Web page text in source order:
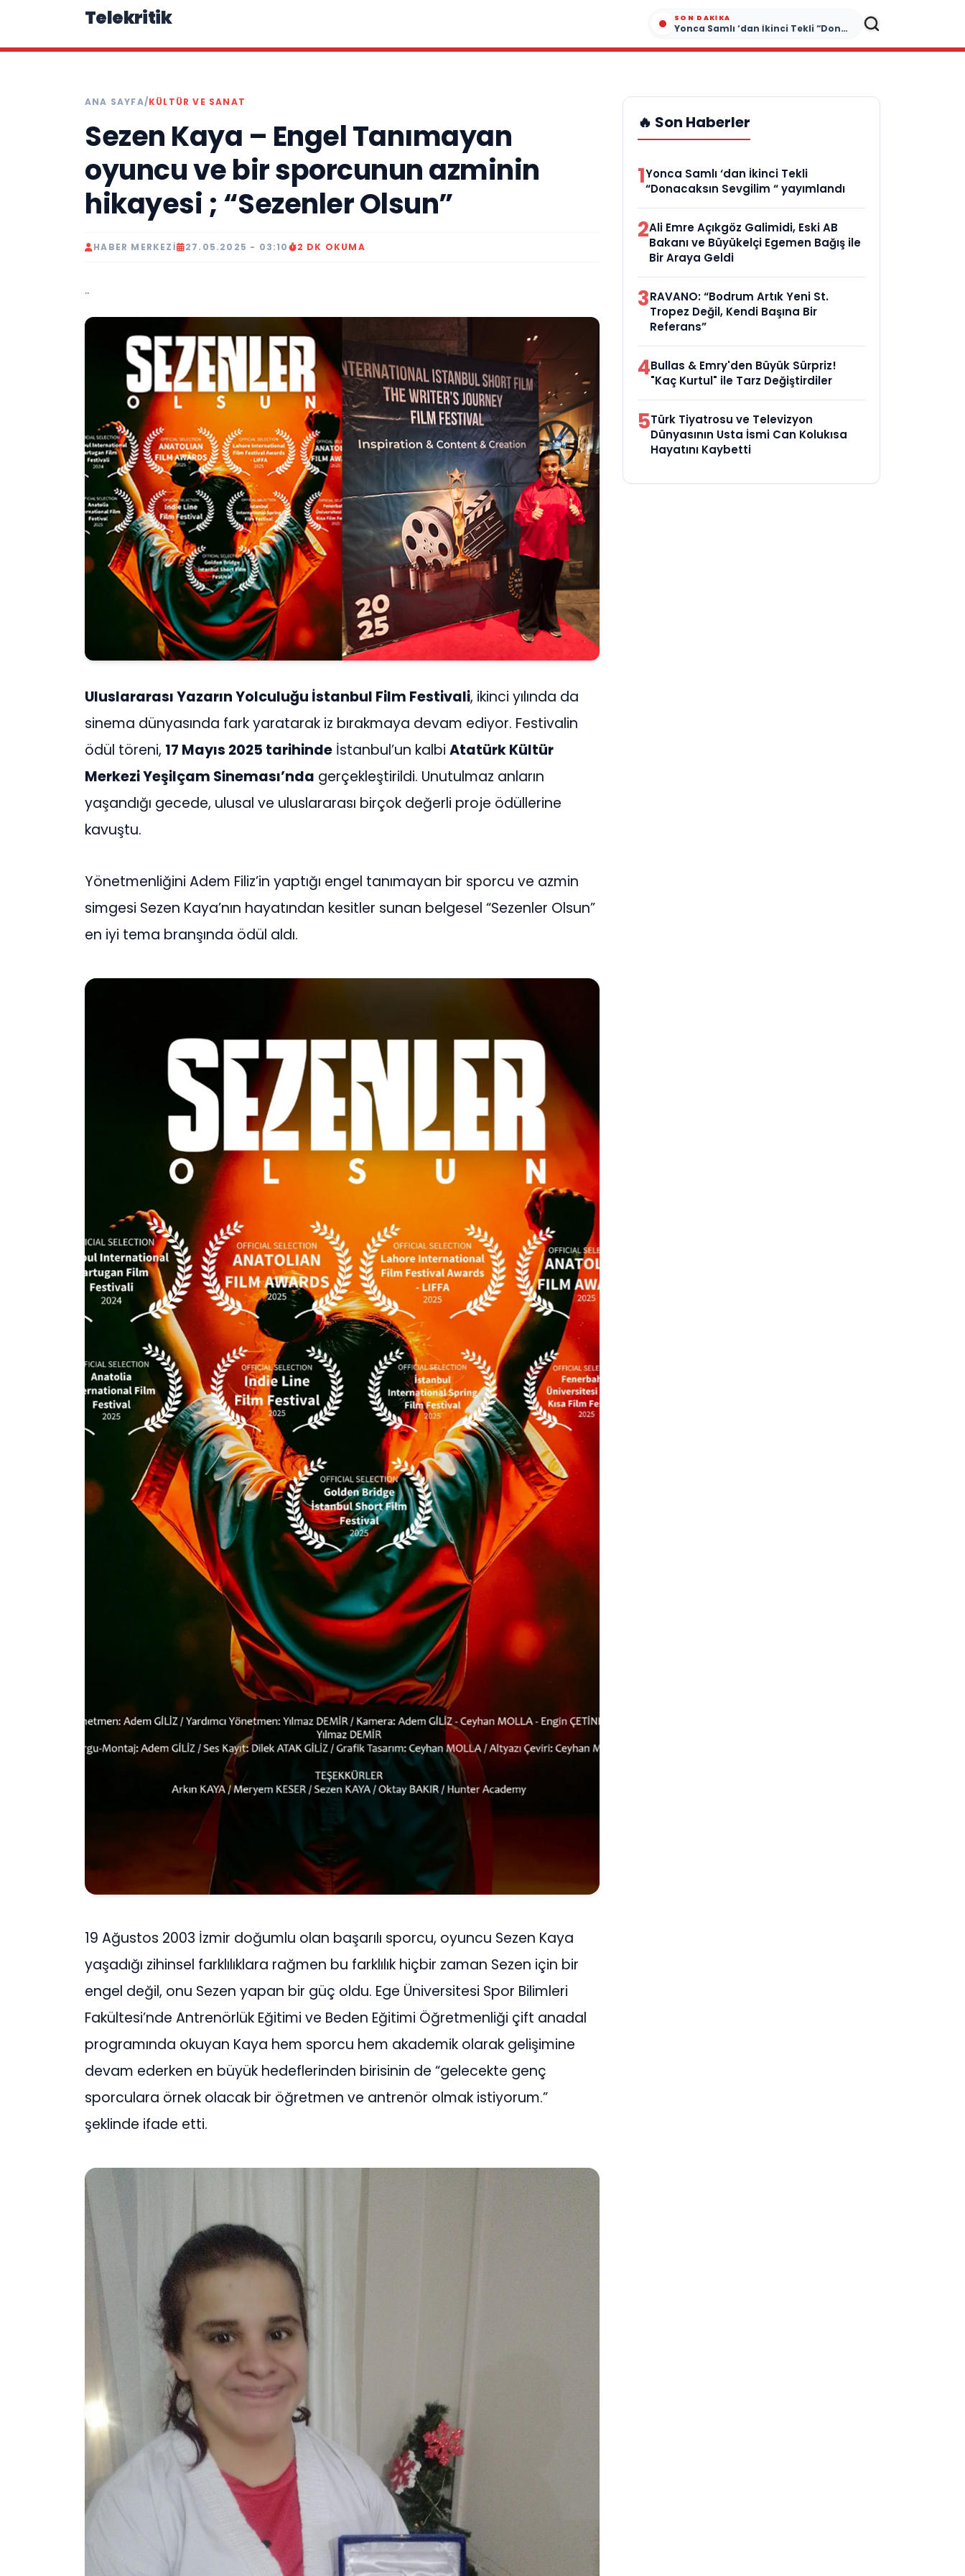
Telekritik SON DAKIKA
Yonca Samlı ‘dan İkinci Tekli “Donacaksın Sevgilim “ yayımlandı
ANA SAYFA/KÜLTÜR VE SANAT
Sezen Kaya – Engel Tanımayan
oyuncu ve bir sporcunun azminin
hikayesi ; “Sezenler Olsun”
HABER MERKEZI 27.05.2025 - 03:10 2 DK OKUMA
..
Uluslararası Yazarın Yolculuğu İstanbul Film Festivali, ikinci yılında da
sinema dünyasında fark yaratarak iz bırakmaya devam ediyor. Festivalin
ödül töreni, 17 Mayıs 2025 tarihinde İstanbul’un kalbi Atatürk Kültür
Merkezi Yeşilçam Sineması’nda gerçekleştirildi. Unutulmaz anların
yaşandığı gecede, ulusal ve uluslararası birçok değerli proje ödüllerine
kavuştu.
Yönetmenliğini Adem Filiz’in yaptığı engel tanımayan bir sporcu ve azmin
simgesi Sezen Kaya’nın hayatından kesitler sunan belgesel “Sezenler Olsun”
en iyi tema branşında ödül aldı.
19 Ağustos 2003 İzmir doğumlu olan başarılı sporcu, oyuncu Sezen Kaya
yaşadığı zihinsel farklılıklara rağmen bu farklılık hiçbir zaman Sezen için bir
engel değil, onu Sezen yapan bir güç oldu. Ege Üniversitesi Spor Bilimleri
Fakültesi’nde Antrenörlük Eğitimi ve Beden Eğitimi Öğretmenliği çift anadal
programında okuyan Kaya hem sporcu hem akademik olarak gelişimine
devam ederken en büyük hedeflerinden birisinin de “gelecekte genç
sporculara örnek olacak bir öğretmen ve antrenör olmak istiyorum.”
şeklinde ifade etti.
🔥 Son Haberler
1Yonca Samlı ‘dan İkinci Tekli
“Donacaksın Sevgilim “ yayımlandı
2Ali Emre Açıkgöz Galimidi, Eski AB
Bakanı ve Büyükelçi Egemen Bağış ile
Bir Araya Geldi
3RAVANO: “Bodrum Artık Yeni St.
Tropez Değil, Kendi Başına Bir
Referans”
4Bullas & Emry'den Büyük Sürpriz!
"Kaç Kurtul" ile Tarz Değiştirdiler
5Türk Tiyatrosu ve Televizyon
Dünyasının Usta İsmi Can Kolukısa
Hayatını Kaybetti